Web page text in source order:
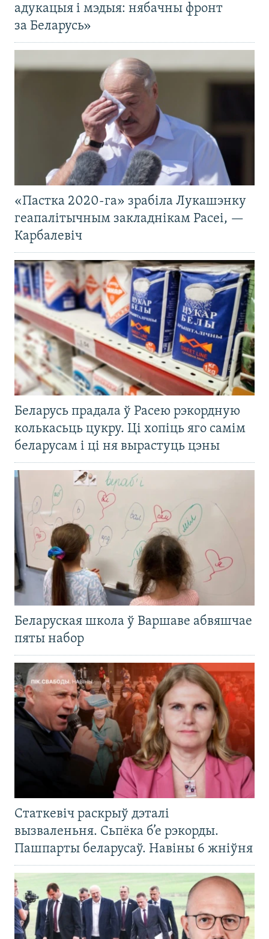
адукацыя і мэдыя: нябачны фронт
за Беларусь»
«Пастка 2020-га» зрабіла Лукашэнку
геапалітычным закладнікам Расеі, —
Карбалевіч
Беларусь прадала ў Расею рэкордную
колькасьць цукру. Ці хопіць яго самім
беларусам і ці ня вырастуць цэны
Беларуская школа ў Варшаве абвяшчае
пяты набор
Статкевіч раскрыў дэталі
вызваленьня. Сьпёка б’е рэкорды.
Пашпарты беларусаў. Навіны 6 жніўня